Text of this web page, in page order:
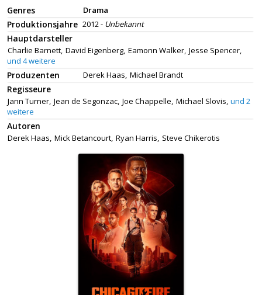
Genres Drama
Produktionsjahre 2012 - Unbekannt
Hauptdarsteller
Charlie Barnett, David Eigenberg, Eamonn Walker, Jesse Spencer,
und 4 weitere
Produzenten Derek Haas, Michael Brandt
Regisseure
Jann Turner, Jean de Segonzac, Joe Chappelle, Michael Slovis, und 2
weitere
Autoren
Derek Haas, Mick Betancourt, Ryan Harris, Steve Chikerotis